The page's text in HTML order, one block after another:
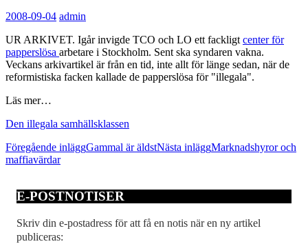
2008-09-04 admin
UR ARKIVET. Igår invigde TCO och LO ett fackligt center för
papperslösa arbetare i Stockholm. Sent ska syndaren vakna.
Veckans arkivartikel är från en tid, inte allt för länge sedan, när de
reformistiska facken kallade de papperslösa för "illegala".
Läs mer…
Den illegala samhällsklassen
Inläggsnavigering
Föregående inläggGammal är äldstNästa inläggMarknadshyror och
maffiavärdar
E-POSTNOTISER
Skriv din e-postadress för att få en notis när en ny artikel
publiceras: